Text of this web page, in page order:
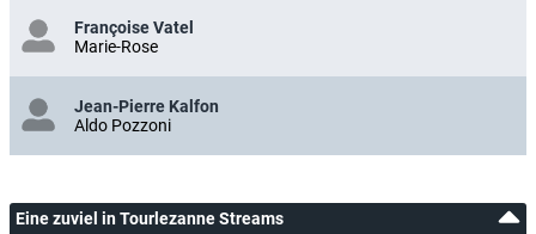
Françoise Vatel
Marie-Rose
Jean-Pierre Kalfon
Aldo Pozzoni
Eine zuviel in Tourlezanne Streams